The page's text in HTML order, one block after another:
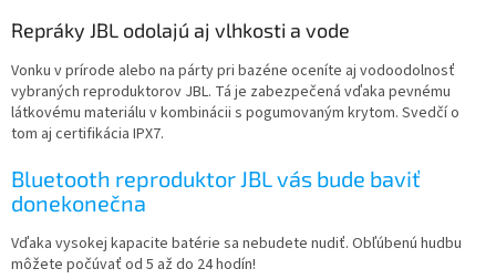
Repráky JBL odolajú aj vlhkosti a vode
Vonku v prírode alebo na párty pri bazéne oceníte aj vodoodolnosť
vybraných reproduktorov JBL. Tá je zabezpečená vďaka pevnému
látkovému materiálu v kombinácii s pogumovaným krytom. Svedčí o
tom aj certifikácia IPX7.
Bluetooth reproduktor JBLvás bude baviť
donekonečna
Vďaka vysokej kapacite batérie sa nebudete nudiť. Obľúbenú hudbu
môžete počúvať od 5 až do 24 hodín!